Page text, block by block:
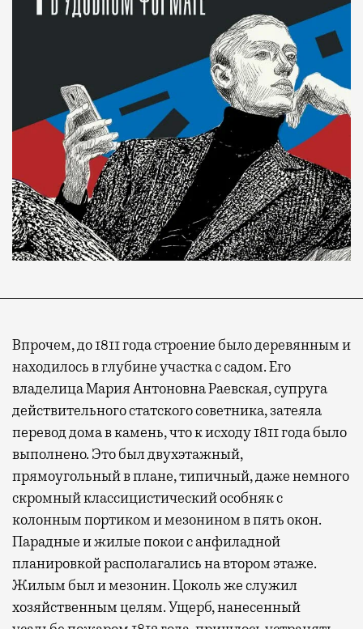
Впрочем, до 1811 года строение было деревянным и
находилось в глубине участка с садом. Его
владелица Мария Антоновна Раевская, супруга
действительного статского советника, затеяла
перевод дома в камень, что к исходу 1811 года было
выполнено. Это был двухэтажный,
прямоугольный в плане, типичный, даже немного
скромный классицистический особняк с
колонным портиком и мезонином в пять окон.
Парадные и жилые покои с анфиладной
планировкой располагались на втором этаже.
Жилым был и мезонин. Цоколь же служил
хозяйственным целям. Ущерб, нанесенный